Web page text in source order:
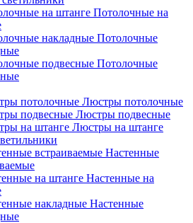
Потолочные на
Потолочные
Потолочные
Люстры потолочные
Люстры подвесные
Люстры на штанге
Настенные
Настенные на
Настенные